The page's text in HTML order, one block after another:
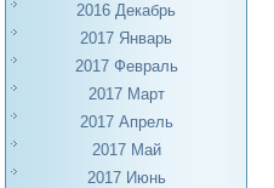
2016 Декабрь
2017 Январь
2017 Февраль
2017 Март
2017 Апрель
2017 Май
2017 Июнь